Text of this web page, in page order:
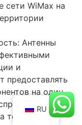
сети WiMax на
Антенны
и
предоставлять
на один
технология
RU